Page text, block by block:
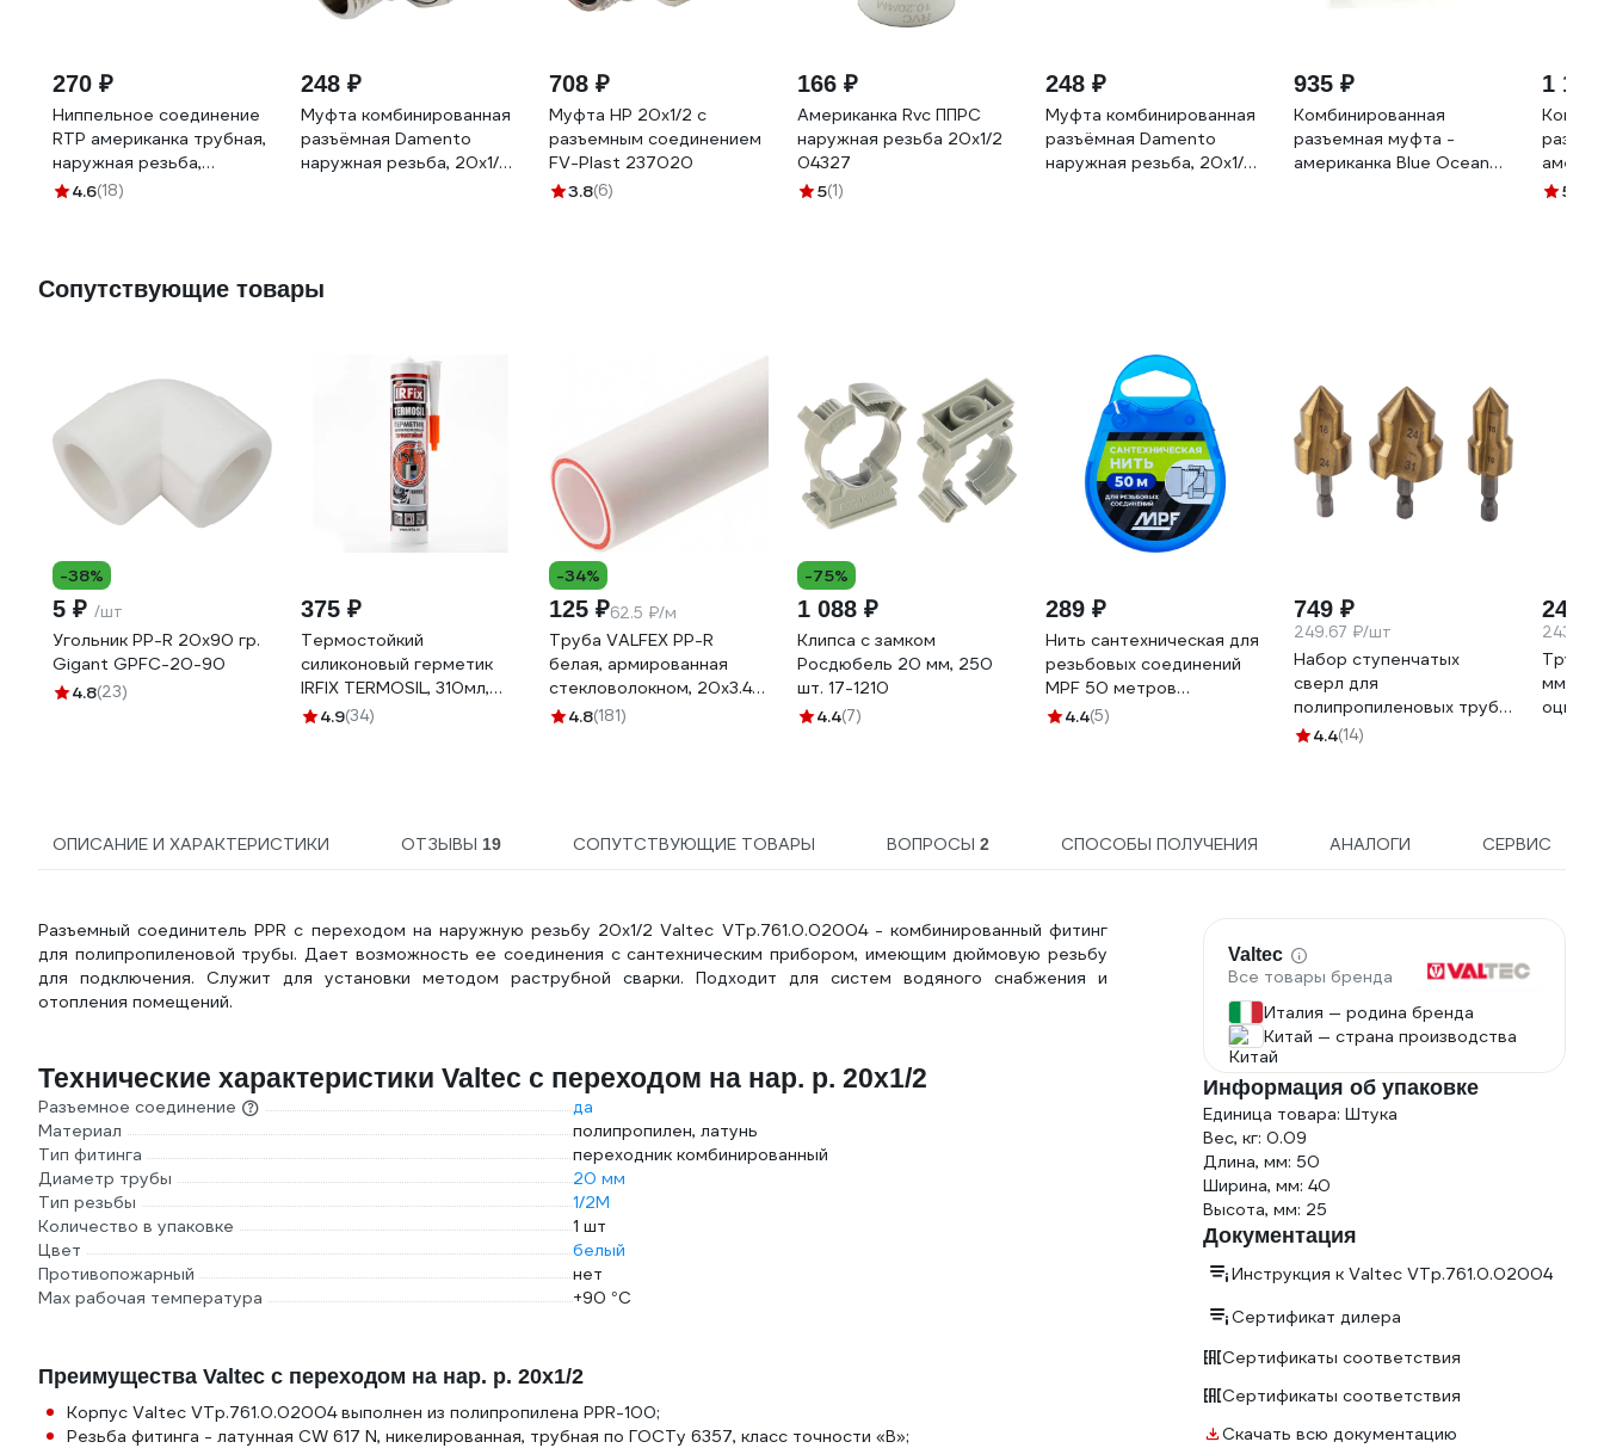
270 ₽
Ниппельное соединение
RTP американка трубная,
наружная резьба,
D20х1/2" 14287
4.6(18)
248 ₽
Муфта комбинированная
разъёмная Damento
наружная резьба, 20х1/2",
708 ₽
Муфта НР 20х1/2 с
разъемным соединением
FV-Plast 237020
3.8(6)
166 ₽
Американка Rvc ППРС
наружная резьба 20x1/2
04327
5(1)
248 ₽
Муфта комбинированная
разъёмная Damento
наружная резьба, 20х1/2",
935 ₽
Комбинированная
разъемная муфта -
американка Blue Ocean
1
5
Сопутствующие товары
-38%
5 ₽ /шт
Угольник PP-R 20x90 гр.
Gigant GPFC-20-90
4.8(23)
375 ₽
Термостойкий
силиконовый герметик
IRFIX TERMOSIL, 310мл,
красный, арт.
4.9(34)
-34%
125 ₽62.5 ₽/м
Труба VALFEX PP-R
белая, армированная
стекловолокном, 20х3.4
мм, 2 м, Т 90°С Ру25
4.8(181)
-75%
1 088 ₽
Клипса с замком
Росдюбель 20 мм, 250
шт. 17-1210
4.4(7)
289 ₽
Нить сантехническая для
резьбовых соединений
MPF 50 метров
ИС.131706.ИМ
4.4(5)
749 ₽
249.67 ₽/шт
Набор ступенчатых
сверл для
полипропиленовых труб
RAGE 15-19, 18-24, 24-31
4.4(14)
24
243.52
мм, М8,
ОПИСАНИЕ И ХАРАКТЕРИСТИКИ ОТЗЫВЫ 19 СОПУТСТВУЮЩИЕ ТОВАРЫ ВОПРОСЫ 2 СПОСОБЫ ПОЛУЧЕНИЯ АНАЛОГИ СЕРВИС
Разъемный соединитель PPR с переходом на наружную резьбу 20х1/2 Valtec VTp.761.0.02004 - комбинированный фитинг
для полипропиленовой трубы. Дает возможность ее соединения с сантехническим прибором, имеющим дюймовую резьбу
для подключения. Служит для установки методом раструбной сварки. Подходит для систем водяного снабжения и
отопления помещений.
Технические характеристики Valtec с переходом на нар. р. 20х1/2
Разъемное соединение
да
Материал
полипропилен, латунь
Тип фитинга
переходник комбинированный
Диаметр трубы
20 мм
Тип резьбы
1/2M
Количество в упаковке
1 шт
Цвет
белый
Противопожарный
нет
Max рабочая температура
+90 °С
Преимущества Valtec с переходом на нар. р. 20х1/2
Корпус Valtec VTp.761.0.02004 выполнен из полипропилена PPR-100;
Резьба фитинга - латунная CW 617 N, никелированная, трубная по ГОСТу 6357, класс точности «В»;
Valtec
Все товары бренда
Италия — родина бренда
Китай — страна производства
Информация об упаковке
Единица товара: Штука
Вес, кг: 0.09
Длина, мм: 50
Ширина, мм: 40
Высота, мм: 25
Документация
Инструкция к Valtec VTp.761.0.02004
Сертификат дилера
Сертификаты соответствия
Сертификаты соответствия
Скачать всю документацию